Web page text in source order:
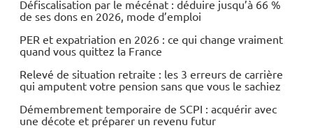
Défiscalisation par le mécénat : déduire jusqu’à 66 %
de ses dons en 2026, mode d’emploi
PER et expatriation en 2026 : ce qui change vraiment
quand vous quittez la France
Relevé de situation retraite : les 3 erreurs de carrière
qui amputent votre pension sans que vous le sachiez
Démembrement temporaire de SCPI : acquérir avec
une décote et préparer un revenu futur